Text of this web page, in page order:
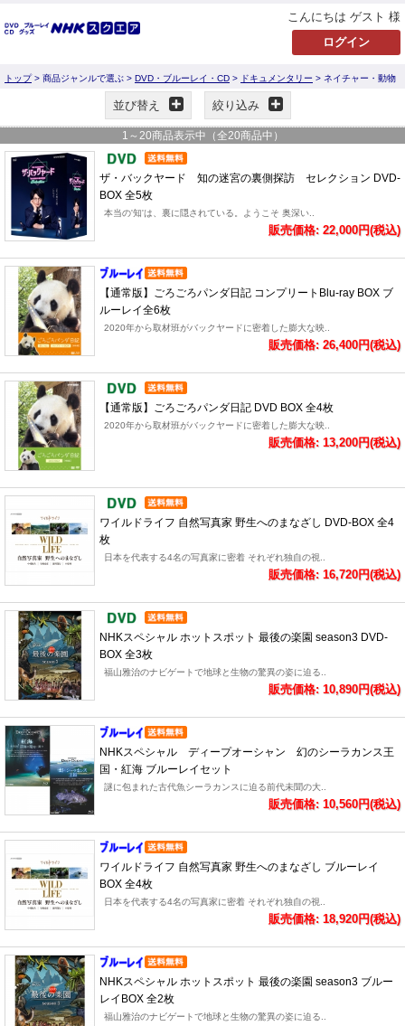
こんにちは ゲスト 様
トップ> 商品ジャンルで選ぶ > DVD・ブルーレイ・CD > ドキュメンタリー > ネイチャー・動物
並び替え 絞り込み
1 ～ 20商品表示中（全20商品中）
ザ・バックヤード 知の迷宮の裏側探訪 セレクション DVD-
BOX 全5枚
本当の'知'は、裏に隠されている。ようこそ 奥深い..
販売価格: 22,000円(税込)
【通常版】ごろごろパンダ日記 コンプリートBlu-ray BOX ブ
ルーレイ全6枚
2020年から取材班がバックヤードに密着した膨大な映..
販売価格: 26,400円(税込)
【通常版】ごろごろパンダ日記 DVD BOX 全4枚
2020年から取材班がバックヤードに密着した膨大な映..
販売価格: 13,200円(税込)
ワイルドライフ 自然写真家 野生へのまなざし DVD-BOX 全4
枚
日本を代表する4名の写真家に密着 それぞれ独自の視..
販売価格: 16,720円(税込)
NHKスペシャル ホットスポット 最後の楽園 season3 DVD-
BOX 全3枚
福山雅治のナビゲートで地球と生物の驚異の姿に迫る..
販売価格: 10,890円(税込)
NHKスペシャル ディープオーシャン 幻のシーラカンス王
国・紅海 ブルーレイセット
謎に包まれた古代魚シーラカンスに迫る前代未聞の大..
販売価格: 10,560円(税込)
ワイルドライフ 自然写真家 野生へのまなざし ブルーレイ
BOX 全4枚
日本を代表する4名の写真家に密着 それぞれ独自の視..
販売価格: 18,920円(税込)
NHKスペシャル ホットスポット 最後の楽園 season3 ブルー
レイBOX 全2枚
福山雅治のナビゲートで地球と生物の驚異の姿に迫る..